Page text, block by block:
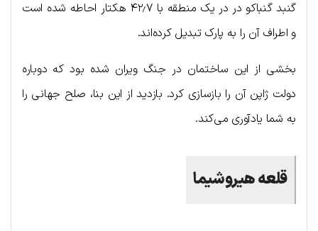
گنبد گنباکو در در یک منطقه با ۴۲٫۷ هکتار احاطه شده است
و اطراف آن را به پارک تبدیل کرده‌اند.
بخشی از این ساختمان در جنگ ویران شده بود که دوباره
دولت ژاپن آن را بازسازی کرد. بازدید از این بنا، صلح جهانی را
به شما یادآوری می‌کند.
قلعههیروشیما